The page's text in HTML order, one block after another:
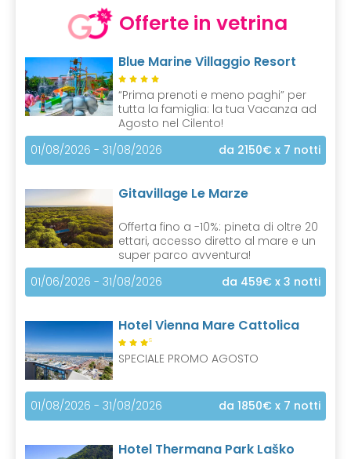
Offerte in vetrina
Blue Marine Villaggio Resort
“Prima prenoti e meno paghi” per
tutta la famiglia: la tua Vacanza ad
Agosto nel Cilento!
01/08/2026 - 31/08/2026
da 2150€ x 7 notti
Gitavillage Le Marze
Offerta fino a -10%: pineta di oltre 20
ettari, accesso diretto al mare e un
super parco avventura!
01/06/2026 - 31/08/2026
da 459€ x 3 notti
Hotel Vienna Mare Cattolica
S
SPECIALE PROMO AGOSTO
01/08/2026 - 31/08/2026 da 1850€ x 7 notti
Hotel Thermana Park Laško